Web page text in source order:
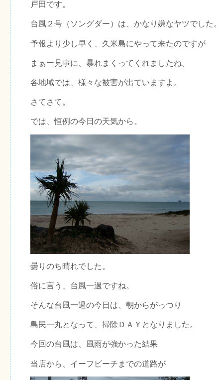
戸田です。
台風２号（ソングダー）は、かなり嫌なヤツでした。
予報より少し早く、久米島にやって来たのですが
まぁー見事に、暴れまくってくれましたね。
各地域では、様々な被害が出ていますよ。
さてさて。
では、恒例の今日の天気から。
曇りのち晴れでした。
俗に言う、台風一過ですね。
そんな台風一過の今日は、朝からがっつり
島民一丸となって、掃除ＤＡＹとなりました。
今回の台風は、風雨が強かった結果
当店から、イーフビーチまでの道路が